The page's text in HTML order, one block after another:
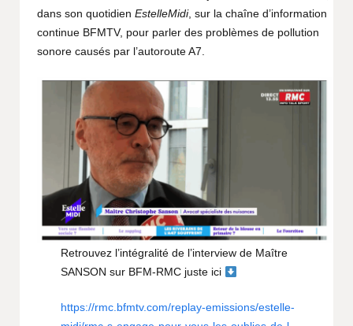
dans son quotidien EstelleMidi, sur la chaîne d’information
continue BFMTV, pour parler des problèmes de pollution
sonore causés par l’autoroute A7.
Retrouvez l’intégralité de l’interview de Maître
SANSON sur BFM-RMC juste ici
https://rmc.bfmtv.com/replay-emissions/estelle-